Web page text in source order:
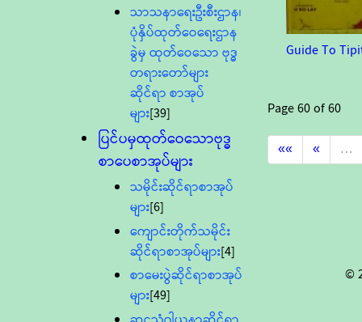
သာသနာရေးဦးစီးဌာန၊
ပုံနှိပ်ထုတ်ဝေရေးဌာန
ခွဲမှ ထုတ်ဝေသော ဗုဒ္ဓ
တရားတော်များ
ဆိုင်ရာ စာအုပ်
များ[39]
ပြင်ပမှထုတ်ဝေသောဗုဒ္ဓ
စာပေစာအုပ်များ
သမိုင်းဆိုင်ရာစာအုပ်
များ[6]
ကျောင်းတိုက်သမိုင်း
ဆိုင်ရာစာအုပ်များ[4]
စာမေးပွဲဆိုင်ရာစာအုပ်
များ[49]
Guide To
Page60of60
««
« …
©